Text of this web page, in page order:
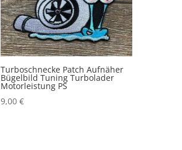
Turboschnecke Patch Aufnäher
Bügelbild Tuning Turbolader
Motorleistung PS
9,00€